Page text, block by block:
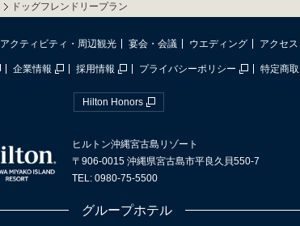
ドッグフレンドリープラン
アクティビティ・周辺観光 宴会・会議 ウエディング アクセス
企業情報 採用情報 プライバシーポリシー 特定商
Hilton Honors
ヒルトン沖縄宮古島リゾート
〒906-0015 沖縄県宮古島市平良久貝550-7
TEL: 0980-75-5500
グループホテル